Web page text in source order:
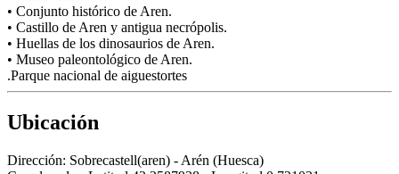
• Conjunto histórico de Aren.
• Castillo de Aren y antigua necrópolis.
• Huellas de los dinosaurios de Aren.
• Museo paleontológico de Aren.
.Parque nacional de aiguestortes
Ubicación
Dirección: Sobrecastell(aren) - Arén (Huesca)